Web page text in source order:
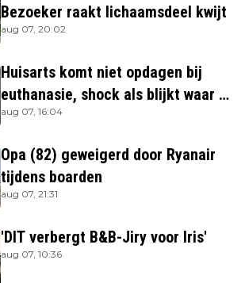
Bezoeker raakt lichaamsdeel kwijt
aug 07, 20:02
Huisarts komt niet opdagen bij
euthanasie, shock als blijkt waar ze
is
aug 07, 16:04
Opa (82) geweigerd door Ryanair
tijdens boarden
aug 07, 21:31
'DIT verbergt B&B-Jiry voor Iris'
aug 07, 10:36